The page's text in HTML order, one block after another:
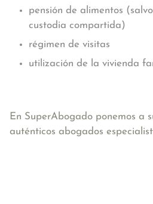
pensión de alimentos
custodia compartida)
régimen de visitas
utilización de la vivienda
En SuperAbogado ponemos a
auténticos abogados